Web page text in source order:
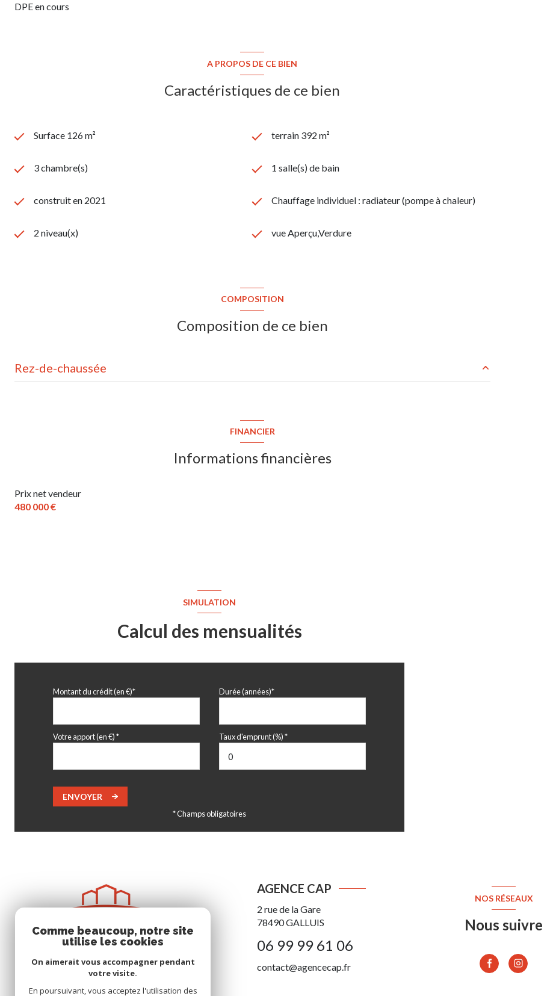
DPE en cours
A PROPOS DE CE BIEN
Caractéristiques de ce bien
Surface 126 m² terrain 392 m²
3 chambre(s) 1 salle(s) de bain
construit en 2021 Chauffage individuel : radiateur (pompe à chaleur)
2 niveau(x) vue Aperçu,Verdure
COMPOSITION
Composition de ce bien
Rez-de-chaussée
cellier
FINANCIER
Informations financières
Prix net vendeur
480 000 €
SIMULATION
Calcul des mensualités
Montant du crédit (en €)* Durée (années)*
Votre apport (en €) * Taux d'emprunt (%) *
ENVOYER
* Champs obligatoires
AGENCE CAP
2 rue de la Gare
78490GALLUIS
06 99 99 61 06
contact@agencecap.fr
NOS RÉSEAUX
Nous suivre
Comme beaucoup, notre site
utilise les cookies
On aimerait vous accompagner pendant
votre visite.
En poursuivant, vous acceptez l'utilisation des